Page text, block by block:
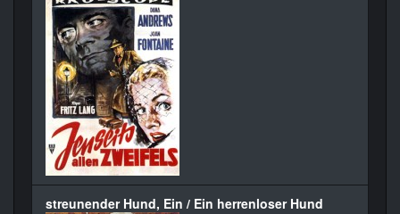
streunender Hund, Ein / Ein herrenloser Hund